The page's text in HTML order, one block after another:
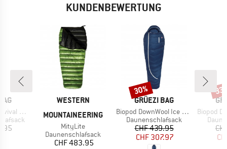
KUNDENBEWERTUNG
Wide
MARKE
WESTERN
MOUNTAINEERING
Artikel
MityLite
Produktgruppe
Daunenschlafsack
Preis
CHF 483.95
MARKE
GRÜEZI BAG
Artikel
Biopod DownWool Ice 185
Produktgruppe
Daunenschlafsack
Preis
CHF 439.95reduzierter Preis
CHF 307.97
Rabatt
30%
Artikel
Biopod